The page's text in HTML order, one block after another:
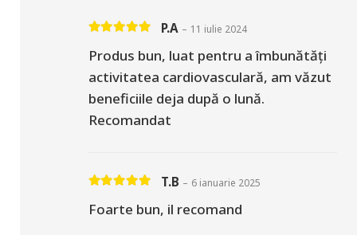
P.A – 11 iulie 2024
Produs bun, luat pentru a îmbunătăți
activitatea cardiovasculară, am văzut
beneficiile deja după o lună.
Recomandat
T.B – 6 ianuarie 2025
Foarte bun, il recomand